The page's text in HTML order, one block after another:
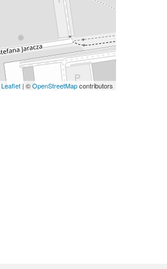
Leaflet| ©OpenStreetMapcontributors